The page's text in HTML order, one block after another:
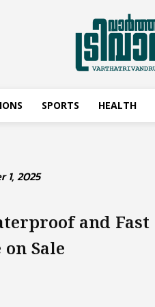
SPORTS HEALTH
1, 2025
and Fast
Sale